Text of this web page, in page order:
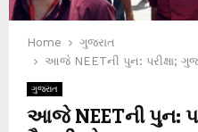
Home
ગુજરાત
આજે NEETની પુન: પરીક્ષા;
ગુજરાત
આજે NEETની પુન: